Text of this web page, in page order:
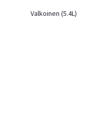
Valkoinen (5.4L)